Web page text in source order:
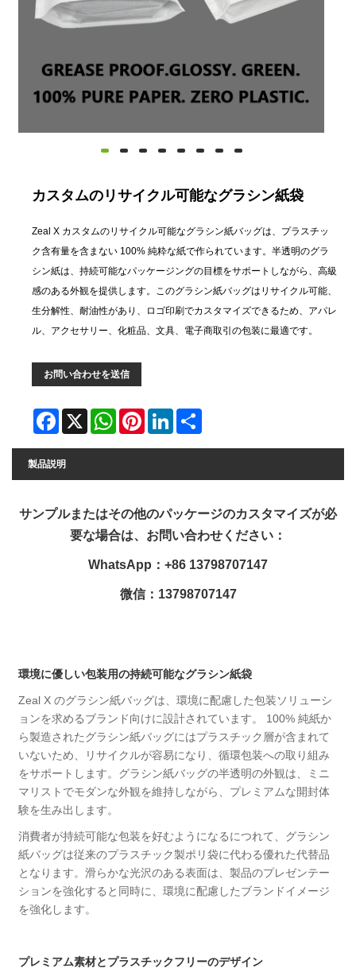
カスタムのリサイクル可能なグラシン紙袋
Zeal X カスタムのリサイクル可能なグラシン紙バッグは、プラスチッ
ク含有量を含まない 100% 純粋な紙で作られています。半透明のグラ
シン紙は、持続可能なパッケージングの目標をサポートしながら、高級
感のある外観を提供します。このグラシン紙バッグはリサイクル可能、
生分解性、耐油性があり、ロゴ印刷でカスタマイズできるため、アパレ
ル、アクセサリー、化粧品、文具、電子商取引の包装に最適です。
お問い合わせを送信
Facebook
X WhatsAppPinterestLinkedIn
製品説明
サンプルまたはその他のパッケージのカスタマイズが必
要な場合は、お問い合わせください：
WhatsApp：+86 13798707147
微信：13798707147
環境に優しい包装用の持続可能なグラシン紙袋
Zeal X のグラシン紙バッグは、環境に配慮した包装ソリューシ
ョンを求めるブランド向けに設計されています。 100% 純紙か
ら製造されたグラシン紙バッグにはプラスチック層が含まれて
いないため、リサイクルが容易になり、循環包装への取り組み
をサポートします。グラシン紙バッグの半透明の外観は、ミニ
マリストでモダンな外観を維持しながら、プレミアムな開封体
験を生み出します。
消費者が持続可能な包装を好むようになるにつれて、グラシン
紙バッグは従来のプラスチック製ポリ袋に代わる優れた代替品
となります。滑らかな光沢のある表面は、製品のプレゼンテー
ションを強化すると同時に、環境に配慮したブランドイメージ
を強化します。
プレミアム素材とプラスチックフリーのデザイン